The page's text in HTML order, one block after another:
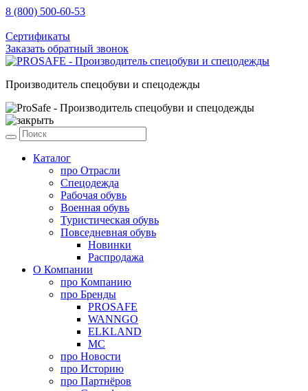
8 (800) 500-60-53
Сертификаты
Заказать обратный звонок
Производитель спецобуви и спецодежды
Каталог
про Отрасли
Спецодежда
Рабочая обувь
Военная обувь
Туристическая обувь
Повседневная обувь
Новинки
Распродажа
О Компании
про Компанию
про Бренды
PROSAFE
WANNGO
ELKLAND
MC
про Новости
про Историю
про Партнёров